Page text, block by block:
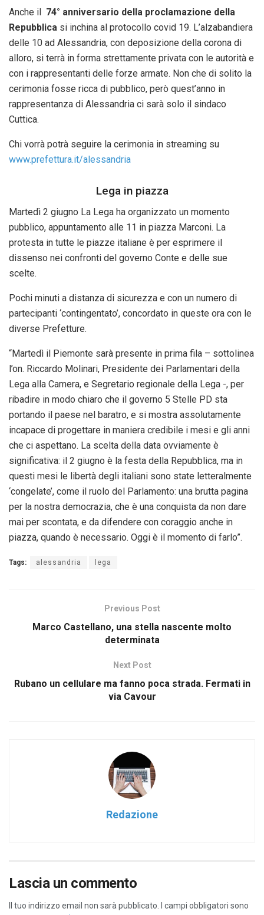
Anche il 74° anniversario della proclamazione della
Repubblica si inchina al protocollo covid 19. L’alzabandiera
delle 10 ad Alessandria, con deposizione della corona di
alloro, si terrà in forma strettamente privata con le autorità e
con i rappresentanti delle forze armate. Non che di solito la
cerimonia fosse ricca di pubblico, però quest’anno in
rappresentanza di Alessandria ci sarà solo il sindaco
Cuttica.
Chi vorrà potrà seguire la cerimonia in streaming su
www.prefettura.it/alessandria
Lega in piazza
Martedì 2 giugno La Lega ha organizzato un momento
pubblico, appuntamento alle 11 in piazza Marconi. La
protesta in tutte le piazze italiane è per esprimere il
dissenso nei confronti del governo Conte e delle sue
scelte.
Pochi minuti a distanza di sicurezza e con un numero di
partecipanti ‘contingentato’, concordato in queste ora con le
diverse Prefetture.
“Martedì il Piemonte sarà presente in prima fila – sottolinea
l’on. Riccardo Molinari, Presidente dei Parlamentari della
Lega alla Camera, e Segretario regionale della Lega -, per
ribadire in modo chiaro che il governo 5 Stelle PD sta
portando il paese nel baratro, e si mostra assolutamente
incapace di progettare in maniera credibile i mesi e gli anni
che ci aspettano. La scelta della data ovviamente è
significativa: il 2 giugno è la festa della Repubblica, ma in
questi mesi le libertà degli italiani sono state letteralmente
‘congelate’, come il ruolo del Parlamento: una brutta pagina
per la nostra democrazia, che è una conquista da non dare
mai per scontata, e da difendere con coraggio anche in
piazza, quando è necessario. Oggi è il momento di farlo”.
Tags: alessandria lega
Previous Post
Marco Castellano, una stella nascente molto
determinata
Next Post
Rubano un cellulare ma fanno poca strada. Fermati in
via Cavour
Redazione
Lascia un commento
Il tuo indirizzo email non sarà pubblicato.
I campi obbligatori sono